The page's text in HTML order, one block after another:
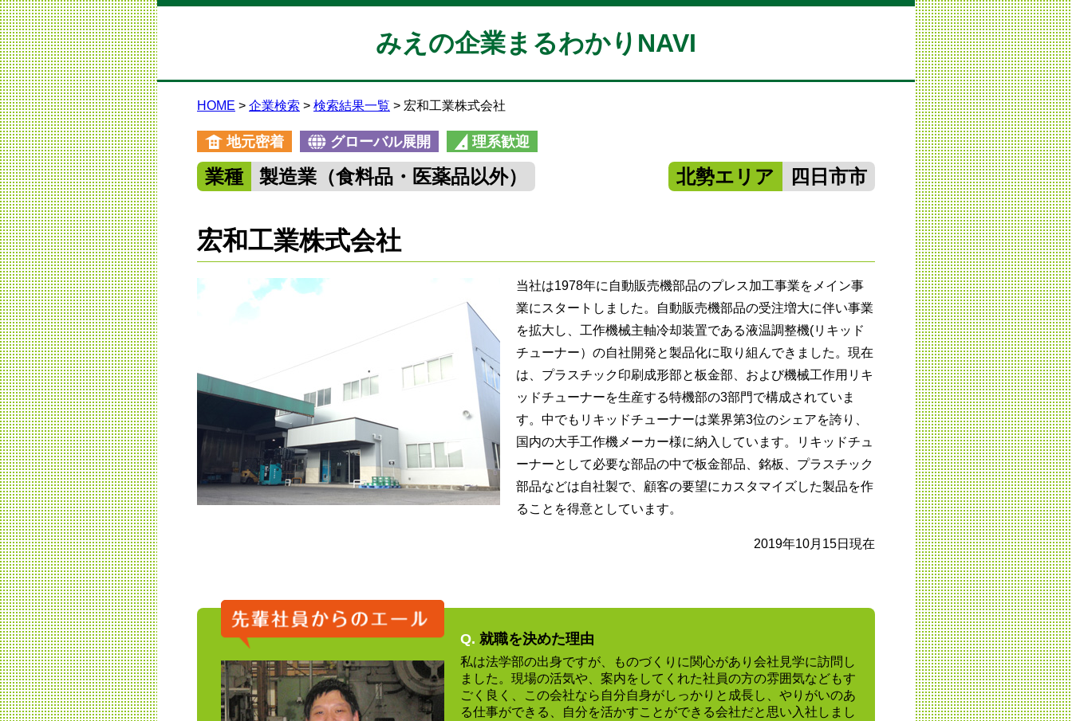
みえの企業まるわかりNAVI
HOME 企業検索 検索結果一覧 宏和工業株式会社
地元密着 グローバル展開 理系歓迎
業種 製造業（食料品・医薬品以外） 北勢エリア 四日市市
宏和工業株式会社
当社は1978年に自動販売機部品のプレス加工事業をメイン事
業にスタートしました。自動販売機部品の受注増大に伴い事業
を拡大し、工作機械主軸冷却装置である液温調整機(リキッド
チューナー）の自社開発と製品化に取り組んできました。現在
は、プラスチック印刷成形部と板金部、および機械工作用リキ
ッドチューナーを生産する特機部の3部門で構成されていま
す。中でもリキッドチューナーは業界第3位のシェアを誇り、
国内の大手工作機メーカー様に納入しています。リキッドチュ
ーナーとして必要な部品の中で板金部品、銘板、プラスチック
部品などは自社製で、顧客の要望にカスタマイズした製品を作
ることを得意としています。
2019年10月15日現在
Q. 就職を決めた理由
私は法学部の出身ですが、ものづくりに関心があり会社見学に訪問し
ました。現場の活気や、案内をしてくれた社員の方の雰囲気などもす
ごく良く、この会社なら自分自身がしっかりと成長し、やりがいのあ
る仕事ができる、自分を活かすことができる会社だと思い入社しまし